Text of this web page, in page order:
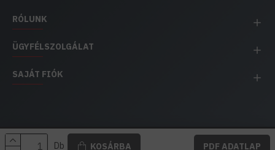
Db KOSÁRBA PDF ADATLAP
RÓLUNK
ÜGYFÉLSZOLGÁLAT
SAJÁT FIÓK
EH IMPEX / Copyright © 1991-2025 Energia Háza